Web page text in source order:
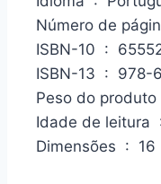
ISBN-10 ‏ :
ISBN-13 ‏ :